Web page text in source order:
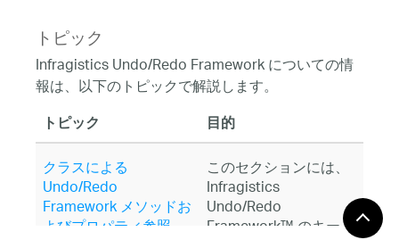
トピック
Infragistics Undo/Redo Framework についての情
報は、以下のトピックで解説します。
トピック 目的
クラスによる
Undo/Redo
Framework メソッドお
よびプロパティ参照
このセクションには、
Infragistics
Undo/Redo
Framework™ のキー